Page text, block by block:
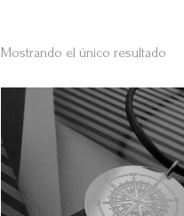
Mostrando el único resultado